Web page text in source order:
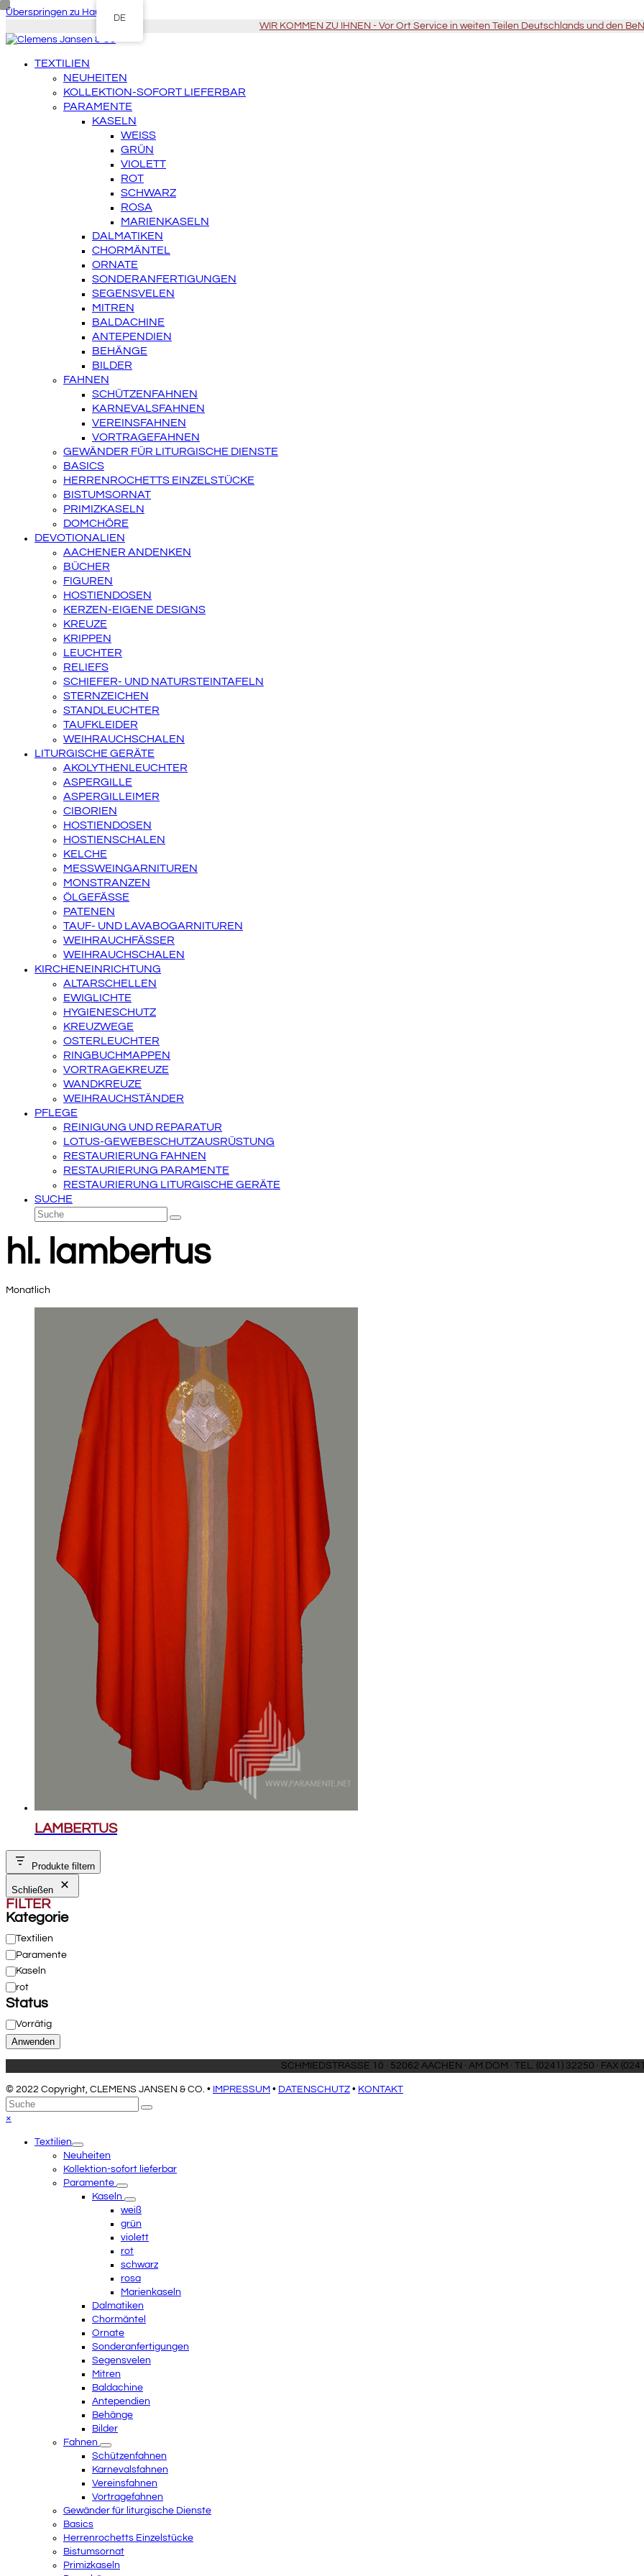
Überspringen zu Hauptinhalt
WIR KOMMEN ZU IHNEN - Vor Ort Service in weiten Teilen Deutschlands und den
TEXTILIEN
NEUHEITEN
KOLLEKTION-SOFORT LIEFERBAR
PARAMENTE
KASELN
WEISS
GRÜN
VIOLETT
ROT
SCHWARZ
ROSA
MARIENKASELN
DALMATIKEN
CHORMÄNTEL
ORNATE
SONDERANFERTIGUNGEN
SEGENSVELEN
MITREN
BALDACHINE
ANTEPENDIEN
BEHÄNGE
BILDER
FAHNEN
SCHÜTZENFAHNEN
KARNEVALSFAHNEN
VEREINSFAHNEN
VORTRAGEFAHNEN
GEWÄNDER FÜR LITURGISCHE DIENSTE
BASICS
HERRENROCHETTS EINZELSTÜCKE
BISTUMSORNAT
PRIMIZKASELN
DOMCHÖRE
DEVOTIONALIEN
AACHENER ANDENKEN
BÜCHER
FIGUREN
HOSTIENDOSEN
KERZEN-EIGENE DESIGNS
KREUZE
KRIPPEN
LEUCHTER
RELIEFS
SCHIEFER- UND NATURSTEINTAFELN
STERNZEICHEN
STANDLEUCHTER
TAUFKLEIDER
WEIHRAUCHSCHALEN
LITURGISCHE GERÄTE
AKOLYTHENLEUCHTER
ASPERGILLE
ASPERGILLEIMER
CIBORIEN
HOSTIENDOSEN
HOSTIENSCHALEN
KELCHE
MESSWEINGARNITUREN
MONSTRANZEN
ÖLGEFÄSSE
PATENEN
TAUF- UND LAVABOGARNITUREN
WEIHRAUCHFÄSSER
WEIHRAUCHSCHALEN
KIRCHENEINRICHTUNG
ALTARSCHELLEN
EWIGLICHTE
HYGIENESCHUTZ
KREUZWEGE
OSTERLEUCHTER
RINGBUCHMAPPEN
VORTRAGEKREUZE
WANDKREUZE
WEIHRAUCHSTÄNDER
PFLEGE
REINIGUNG UND REPARATUR
LOTUS-GEWEBESCHUTZAUSRÜSTUNG
RESTAURIERUNG FAHNEN
RESTAURIERUNG PARAMENTE
RESTAURIERUNG LITURGISCHE GERÄTE
SUCHE
Suche
Senden
hl. lambertus
Monatlich
LAMBERTUS
Produkte filtern
Schließen
FILTER
Kategorie
Kategorie
Textilien
Paramente
Kaseln
rot
Status
Status
Vorrätig
Anwenden
SCHMIEDSTRASSE 10 · 52062
© 2022 Copyright, CLEMENS JANSEN & CO. • IMPRESSUM • DATENSCHUTZ • KONTAKT
An
den
scrollen
Suche
Senden
DE
×
menuTextilien
Neuheiten
Kollektion-sofort lieferbar
Paramente
Kaseln
weiß
grün
violett
rot
schwarz
rosa
Marienkaseln
Dalmatiken
Chormäntel
Ornate
Sonderanfertigungen
Segensvelen
Mitren
Baldachine
Antependien
Behänge
Bilder
Fahnen
Schützenfahnen
Karnevalsfahnen
Vereinsfahnen
Vortragefahnen
Gewänder für liturgische Dienste
Basics
Herrenrochetts Einzelstücke
Bistumsornat
Primizkaseln